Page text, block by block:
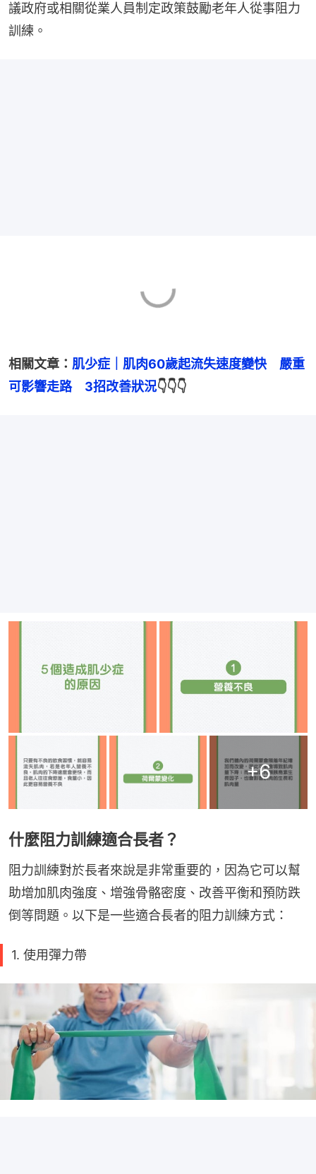
議政府或相關從業人員制定政策鼓勵老年人從事阻力
訓練。
相關文章： 肌少症｜肌肉60歲起流失速度變快　嚴重
可影響走路　3招改善狀況👇👇👇
+6
什麼阻力訓練適合長者？
阻力訓練對於長者來說是非常重要的，因為它可以幫
助增加肌肉強度、增強骨骼密度、改善平衡和預防跌
倒等問題。以下是一些適合長者的阻力訓練方式：
1. 使用彈力帶